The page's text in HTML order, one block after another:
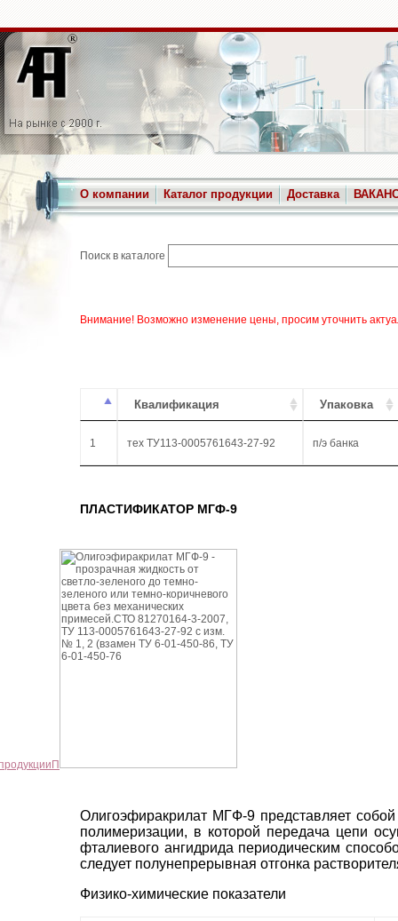
О компании Каталог продукции Доставка
Поиск в каталоге
Внимание! Возможно изменение цены, просим уточнить
Квалификация Упаковка
1 тех ТУ113-0005761643-27-92 п/э банка
ПЛАСТИФИКАТОР МГФ-9
П
Олигоэфиракрилат МГФ-9 представляет
полимеризации, в которой передача цепи
фталиевого ангидрида периодическим
следует полунепрерывная отгонка
Физико-химические показатели